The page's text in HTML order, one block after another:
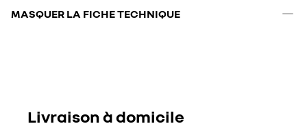
MASQUER LA FICHE TECHNIQUE
Livraison à domicile